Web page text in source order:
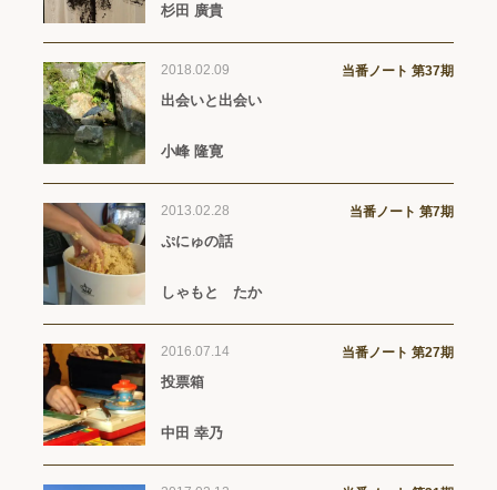
杉田 廣貴
2018.02.09 当番ノート 第37期
出会いと出会い
小峰 隆寛
2013.02.28 当番ノート 第7期
ぷにゅの話
しゃもと たか
2016.07.14 当番ノート 第27期
投票箱
中田 幸乃